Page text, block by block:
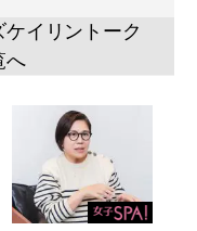
イリントーク
へ